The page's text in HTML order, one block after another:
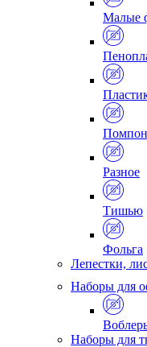
Малые
Разное
Тишью
Фольга
Лепестки,
Наборы для
Наборы для